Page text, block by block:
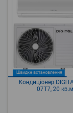
Швидке встановлення
Кондиціонер
07T7, 20 кв.м